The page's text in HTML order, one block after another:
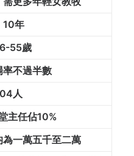
10年
55歲
率不過半數
人
主任佔10%
一萬五千至二萬